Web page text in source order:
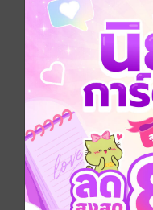
ราคาปก
เล่มอื่นๆ ในซีรีส์